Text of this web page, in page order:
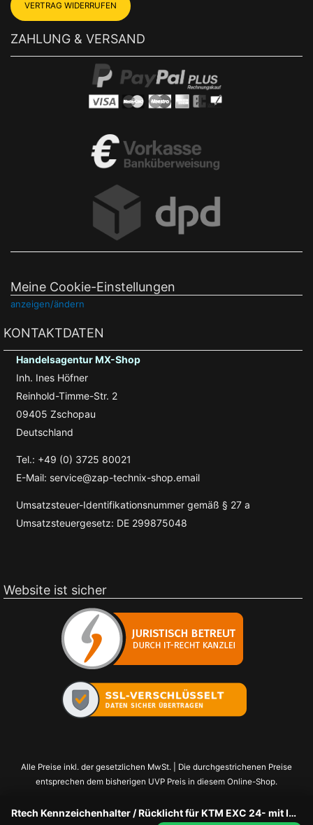
VERTRAG WIDERRUFEN
ZAHLUNG & VERSAND
Meine Cookie-Einstellungen
anzeigen/ändern
KONTAKTDATEN
Handelsagentur MX-Shop
Inh. Ines Höfner
Reinhold-Timme-Str. 2
09405 Zschopau
Deutschland
Tel.: +49 (0) 3725 80021
E-Mail: service@zap-technix-shop.email
Umsatzsteuer-Identifikationsnummer gemäß § 27 a
Umsatzsteuergesetz: DE 299875048
Website ist sicher
Alle Preise inkl. der gesetzlichen MwSt. | Die durchgestrichenen Preise
entsprechen dem bisherigen UVP Preis in diesem Online-Shop.
Rtech Kennzeichenhalter / Rücklicht für KTM EXC 24- mit Integra system Schwarz